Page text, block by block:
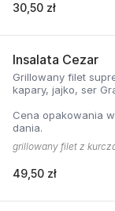
30,50 zł
Insalata Cezar
Grillowany filet
kapary, jajko, ser
Cena opakowania
dania.
grillowany filet z
49,50 zł